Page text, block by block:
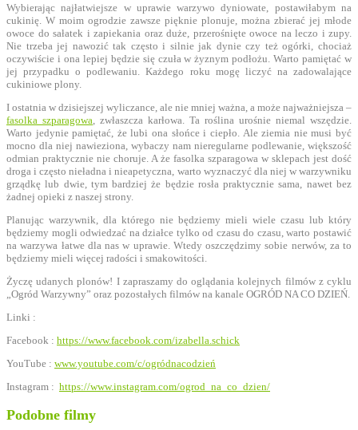
Wybierając najłatwiejsze w uprawie warzywo dyniowate, postawiłabym na
cukinię. W moim ogrodzie zawsze pięknie plonuje, można zbierać jej młode
owoce do sałatek i zapiekania oraz duże, przerośnięte owoce na leczo i zupy.
Nie trzeba jej nawozić tak często i silnie jak dynie czy też ogórki, chociaż
oczywiście i ona lepiej będzie się czuła w żyznym podłożu. Warto pamiętać w
jej przypadku o podlewaniu. Każdego roku mogę liczyć na zadowalające
cukiniowe plony.
I ostatnia w dzisiejszej wyliczance, ale nie mniej ważna, a może najważniejsza –
fasolka szparagowa , zwłaszcza karłowa. Ta roślina urośnie niemal wszędzie.
Warto jedynie pamiętać, że lubi ona słońce i ciepło. Ale ziemia nie musi być
mocno dla niej nawieziona, wybaczy nam nieregularne podlewanie, większość
odmian praktycznie nie choruje. A że fasolka szparagowa w sklepach jest dość
droga i często nieładna i nieapetyczna, warto wyznaczyć dla niej w warzywniku
grządkę lub dwie, tym bardziej że będzie rosła praktycznie sama, nawet bez
żadnej opieki z naszej strony.
Planując warzywnik, dla którego nie będziemy mieli wiele czasu lub który
będziemy mogli odwiedzać na działce tylko od czasu do czasu, warto postawić
na warzywa łatwe dla nas w uprawie. Wtedy oszczędzimy sobie nerwów, za to
będziemy mieli więcej radości i smakowitości.
Życzę udanych plonów! I zapraszamy do oglądania kolejnych filmów z cyklu
„Ogród Warzywny” oraz pozostałych filmów na kanale OGRÓD NA CO DZIEŃ.
Linki :
Facebook : https://www.facebook.com/izabella.schick
YouTube : www.youtube.com/c/ogródnacodzień
Instagram : https://www.instagram.com/ogrod_na_co_dzien/
Podobne filmy